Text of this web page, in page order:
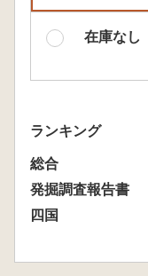
在庫なし
ランキング
総合
発掘調査報告書
四国